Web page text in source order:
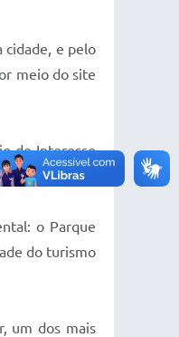
cidade, e pelo
meio do site
de Interesse
o Parque
do turismo
um dos mais